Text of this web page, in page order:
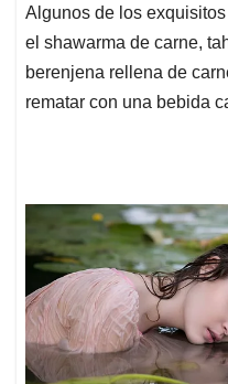
Algunos de los
el shawarma de carne,
berenjena rellena de
rematar con una bebida